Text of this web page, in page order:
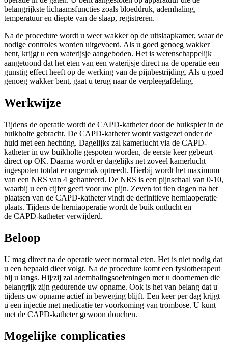
belangrijkste lichaamsfuncties zoals bloeddruk, ademhaling,
temperatuur en diepte van de slaap, registreren.
Na de procedure wordt u weer wakker op de uitslaapkamer, waar de
nodige controles worden uitgevoerd. Als u goed genoeg wakker
bent, krijgt u een waterijsje aangeboden. Het is wetenschappelijk
aangetoond dat het eten van een waterijsje direct na de operatie een
gunstig effect heeft op de werking van de pijnbestrijding. Als u goed
genoeg wakker bent, gaat u terug naar de verpleegafdeling.
Werkwijze
Tijdens de operatie wordt de CAPD-katheter door de buikspier in de
buikholte gebracht. De CAPD-katheter wordt vastgezet onder de
huid met een hechting. Dagelijks zal kamerlucht via de CAPD-
katheter in uw buikholte gespoten worden, de eerste keer gebeurt
direct op OK. Daarna wordt er dagelijks net zoveel kamerlucht
ingespoten totdat er ongemak optreedt. Hierbij wordt het maximum
van een NRS van 4 gehanteerd. De NRS is een pijnschaal van 0-10,
waarbij u een cijfer geeft voor uw pijn. Zeven tot tien dagen na het
plaatsen van de CAPD-katheter vindt de definitieve herniaoperatie
plaats. Tijdens de herniaoperatie wordt de buik ontlucht en
de CAPD-katheter verwijderd.
Beloop
U mag direct na de operatie weer normaal eten. Het is niet nodig dat
u een bepaald dieet volgt. Na de procedure komt een fysiotherapeut
bij u langs. Hij/zij zal ademhalingsoefeningen met u doornemen die
belangrijk zijn gedurende uw opname. Ook is het van belang dat u
tijdens uw opname actief in beweging blijft. Een keer per dag krijgt
u een injectie met medicatie ter voorkoming van trombose. U kunt
met de CAPD-katheter gewoon douchen.
Mogelijke complicaties